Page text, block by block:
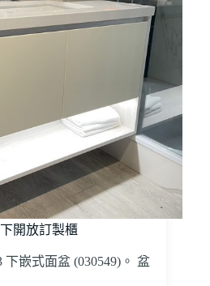
開放訂製櫃
嵌式面盆 (030549)。 盆